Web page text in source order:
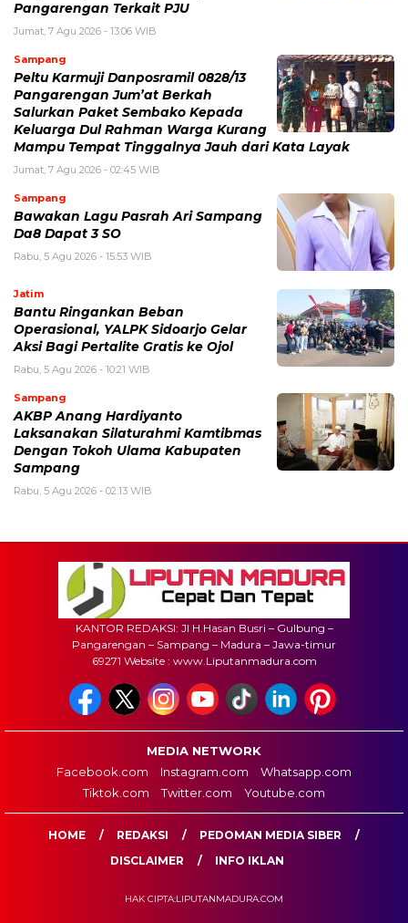
Pangarengan Terkait PJU
Jumat, 7 Agu 2026 - 13:06 WIB
Sampang
Peltu Karmuji Danposramil 0828/13
Pangarengan Jum’at Berkah
Salurkan Paket Sembako Kepada
Keluarga Dul Rahman Warga Kurang
Mampu Tempat Tinggalnya Jauh dari Kata Layak
Jumat, 7 Agu 2026 - 02:45 WIB
Sampang
Bawakan Lagu Pasrah Ari Sampang
Da8 Dapat 3 SO
Rabu, 5 Agu 2026 - 15:53 WIB
Jatim
Bantu Ringankan Beban
Operasional, YALPK Sidoarjo Gelar
Aksi Bagi Pertalite Gratis ke Ojol
Rabu, 5 Agu 2026 - 10:21 WIB
Sampang
AKBP Anang Hardiyanto
Laksanakan Silaturahmi Kamtibmas
Dengan Tokoh Ulama Kabupaten
Sampang
Rabu, 5 Agu 2026 - 02:13 WIB
KANTOR REDAKSI: Jl H.Hasan Busri – Gulbung –
Pangarengan – Sampang – Madura – Jawa-timur
69271 Website : www.Liputanmadura.com
MEDIA NETWORK
Facebook.com
Instagram.com
Whatsapp.com
Tiktok.com
Twitter.com Youtube.com
HOME REDAKSI
PEDOMAN MEDIA SIBER
DISCLAIMER
INFO IKLAN
HAK CIPTA:LIPUTANMADURA.COM